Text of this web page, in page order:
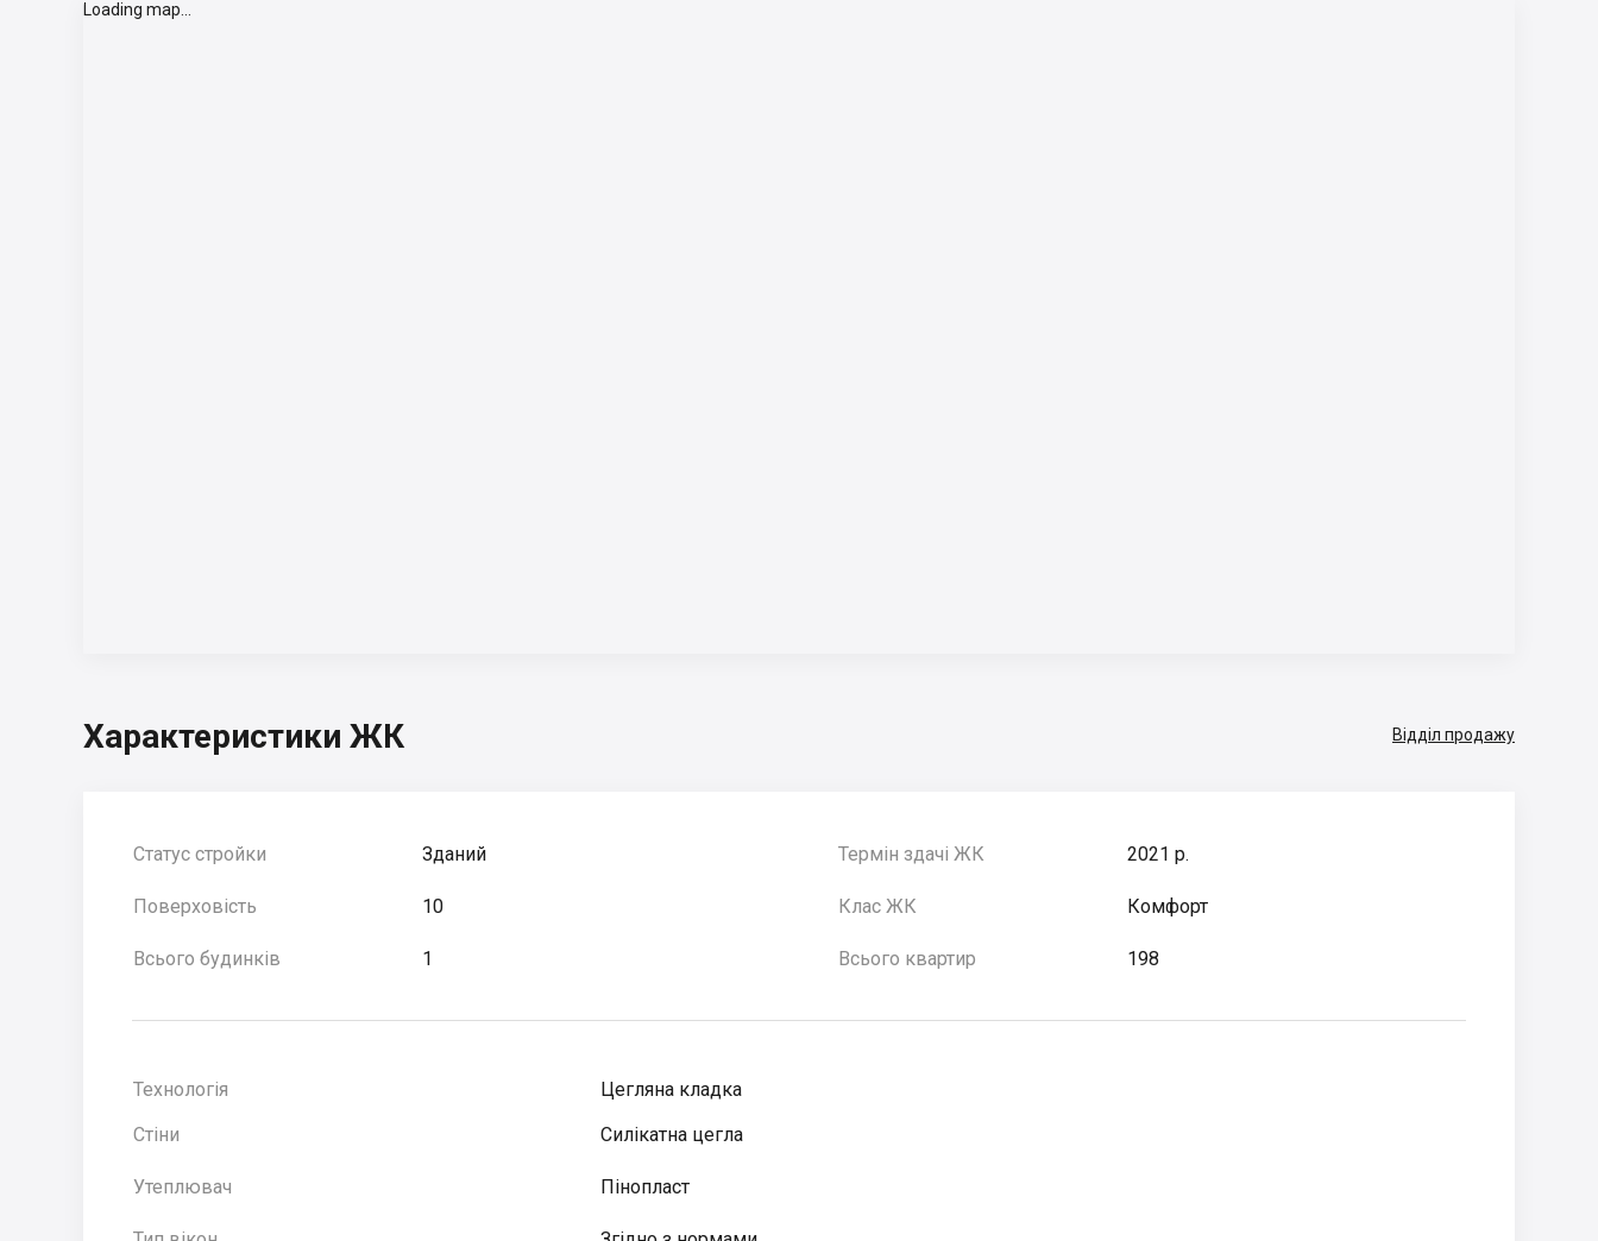
Loading map...
Характеристики ЖК Відділ продажу
Статус стройки Зданий Термін здачі ЖК 2021 р.
Поверховість 10 Клас ЖК Комфорт
Всього будинків 1 Всього квартир 198
Технологія
Цегляна кладка
Стіни
Силікатна цегла
Утеплювач Пінопласт